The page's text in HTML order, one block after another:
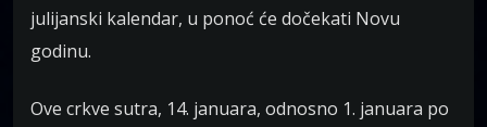
julijanski kalendar, u ponoć će dočekati Novu
godinu.
Ove crkve sutra, 14. januara, odnosno 1. januara po